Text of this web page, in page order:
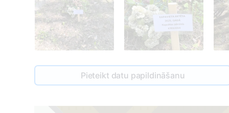
Pieteikt datu papildināšanu
011/13
1